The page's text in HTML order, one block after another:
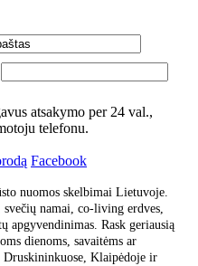
atsakymo per 24 val.,
telefonu.
Facebook
nuomos skelbimai Lietuvoje.
namai, co-living erdves,
apgyvendinimas. Rask geriausią
dienoms, savaitėms ar
Druskininkuose, Klaipėdoje ir